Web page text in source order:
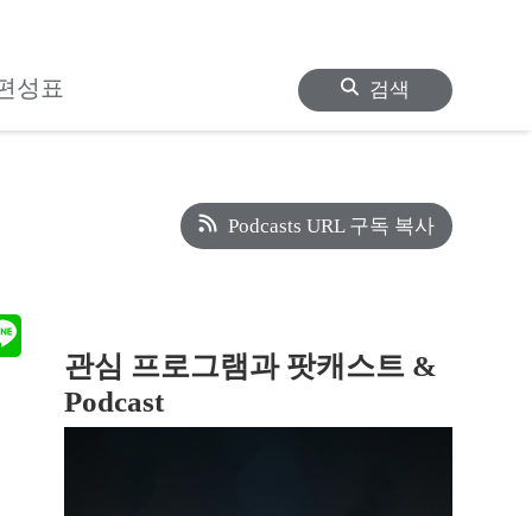
성표 검색
Podcasts URL 구독 복사
관심 프로그램과 팟캐스트 &
Podcast